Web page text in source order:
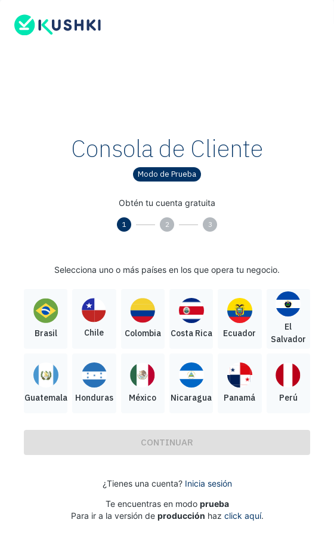
Consola de Cliente
Modo de Prueba
Obtén tu cuenta gratuita
1 2 3
Selecciona uno o más países en los que opera tu negocio.
Brasil Chile Colombia Costa Rica Ecuador
El
Salvador
Guatemala Honduras México Nicaragua Panamá Perú
CONTINUAR
¿Tienes una cuenta? Inicia sesión
Te encuentras en modo prueba
Para ir a la versión de producción haz click aquí.